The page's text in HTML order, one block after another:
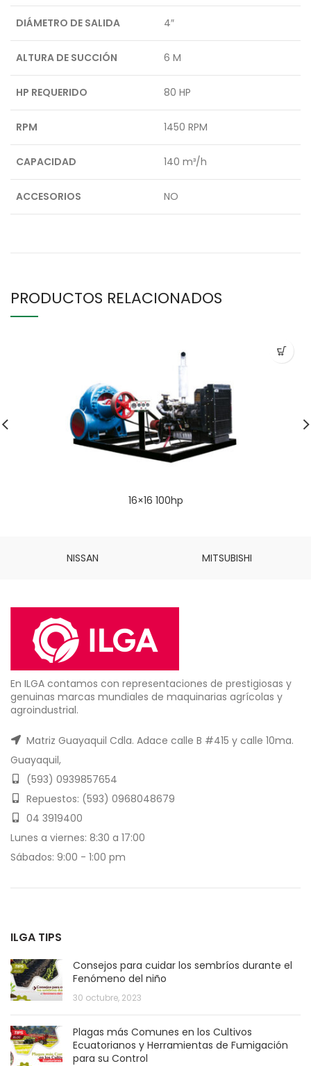
DIÁMETRO DE SALIDA 4″
ALTURA DE SUCCIÓN 6 M
HP REQUERIDO 80 HP
RPM 1450 RPM
CAPACIDAD 140 m³/h
ACCESORIOS NO
PRODUCTOS RELACIONADOS
16×16 100hp
NISSAN MITSUBISHI
En ILGA contamos con representaciones de prestigiosas y
genuinas marcas mundiales de maquinarias agrícolas y
agroindustrial.
Matriz Guayaquil Cdla. Adace calle B #415 y calle 10ma.
Guayaquil,
(593) 0939857654
Repuestos: (593) 0968048679
04 3919400
Lunes a viernes: 8:30 a 17:00
Sábados: 9:00 - 1:00 pm
ILGA TIPS
Consejos para cuidar los sembríos durante el
Fenómeno del niño
30 octubre, 2023
Plagas más Comunes en los Cultivos
Ecuatorianos y Herramientas de Fumigación
para su Control